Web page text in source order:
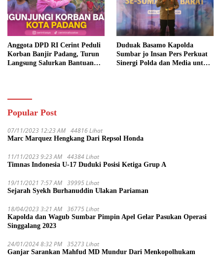
Anggota DPD RI Cerint Peduli
Korban Banjir Padang, Turun
Langsung Salurkan Bantuan
Duduak Basamo Kapolda
Sumbar jo Insan Pers Perkuat
Sinergi Polda dan Media untuk
Popular Post
07/11/2023 12:23 AM 44816 Lihat
Marc Marquez Hengkang Dari Repsol Honda
11/11/2023 9:23 AM 44384 Lihat
Timnas Indonesia U-17 Duduki Posisi Ketiga Grup A
19/11/2021 7:57 AM 39995 Lihat
Sejarah Syekh Burhanuddin Ulakan Pariaman
18/04/2023 3:21 AM 36775 Lihat
Kapolda dan Wagub Sumbar Pimpin Apel Gelar Pasukan Operasi
Singgalang 2023
24/01/2024 8:32 PM 35273 Lihat
Ganjar Sarankan Mahfud MD Mundur Dari Menkopolhukam